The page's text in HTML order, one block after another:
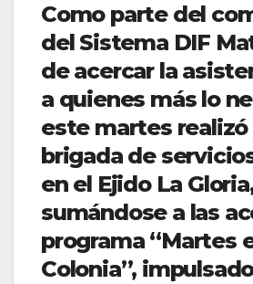
Como parte del
del Sistema DIF
de acercar la
a quienes más lo
este martes realizó
brigada de
en el Ejido La
sumándose a las
programa “Martes
Colonia”,